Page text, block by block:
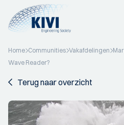
Home Communities Vakafdelingen
Wave Reader?
Terug naar overzicht